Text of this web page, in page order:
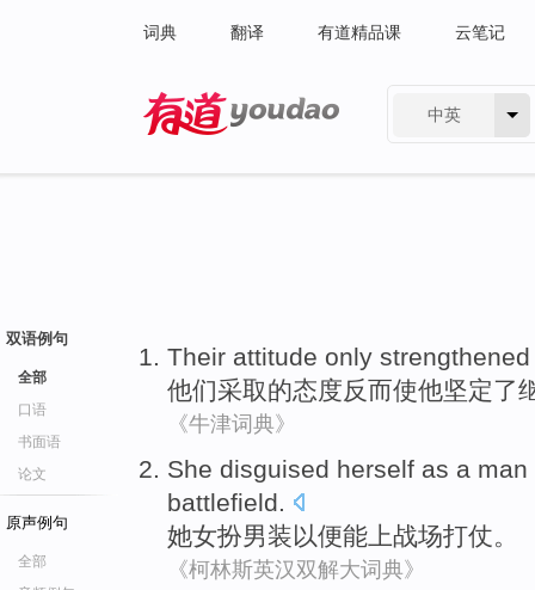
词典 翻译 有道精品课 云笔记
中英
双语例句
全部
口语
书面语
论文
原声例句
全部
Their attitude only strengthened
他们采取的态度反而使他坚定了
《牛津词典》
She disguised herself as a man
battlefield.
她女扮男装以便能 上战场打仗。
《柯林斯英汉双解大词典》